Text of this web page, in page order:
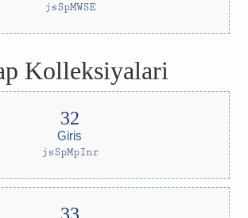
jsSpMWSE
Kolleksiyalari
Giris
jsSpMpInr